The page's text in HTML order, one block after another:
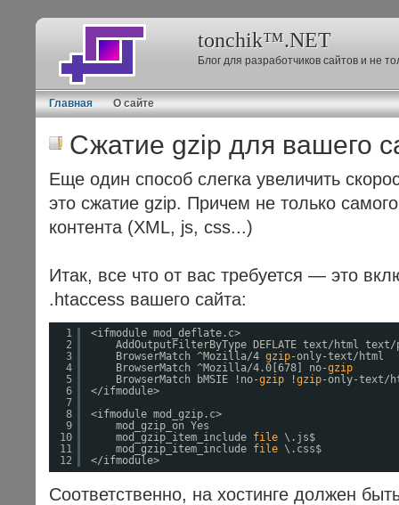
tonchik™.NET
Блог для разработчиков сайтов и не
Главная О сайте
Сжатие gzip для вашего
Еще один способ слегка увеличить
это сжатие gzip. Причем не только
контента (XML, js, css...)
Итак, все что от вас требуется — это
.htaccess вашего сайта:
1
2
3
4
5
6
7
8
9
10
11
12
<ifmodule mod_deflate.c>
AddOutputFilterByType DEFLATE text/html text/
BrowserMatch ^Mozilla/4 gzip-only-text/html
BrowserMatch ^Mozilla/4 .0[678] no-gzip
BrowserMatch bMSIE !no-gzip !gzip-only-text/
</ifmodule>
<ifmodule mod_gzip.c>
mod_gzip_on Yes
mod_gzip_item_include file \.js$
mod_gzip_item_include file \.css$
</ifmodule>
Соответственно, на хостинге должен